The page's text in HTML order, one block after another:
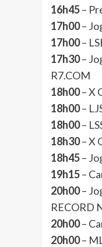
16h45–
17h00–
17h00–
17h30–
R7.COM
18h00– X
18h00–
18h00–
18h30– X
18h45–
19h15–
20h00–
RECORD
20h00–
20h00–